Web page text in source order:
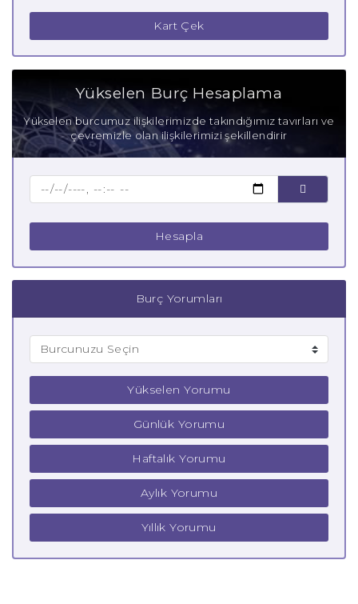
Kart Çek
Yükselen Burç Hesaplama
Yükselen burcumuz ilişkilerimizde takındığımız tavırları ve
çevremizle olan ilişkilerimizi şekillendirir
Hesapla
Burç Yorumları
Yükselen Yorumu
Günlük Yorumu
Haftalık Yorumu
Aylık Yorumu
Yıllık Yorumu